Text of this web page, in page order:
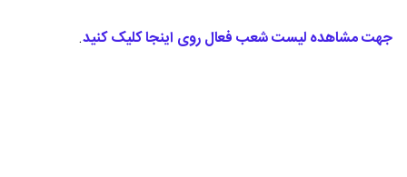
جهت مشاهده لیست شعب فعال روی اینجا کلیک کنید.